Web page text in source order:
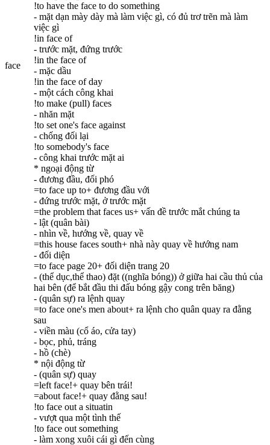
face
!to have the face to do something
- mặt dạn mày dày mà làm việc gì, có đủ trơ trẽn mà làm
việc gì
!in face of
- trước mặt, đứng trước
!in the face of
- mặc dầu
!in the face of day
- một cách công khai
!to make (pull) faces
- nhăn mặt
!to set one's face against
- chống đối lại
!to somebody's face
- công khai trước mặt ai
* ngoại động từ
- đương đầu, đối phó
=to face up to+ đương đầu với
- đứng trước mặt, ở trước mặt
=the problem that faces us+ vấn đề trước mắt chúng ta
- lật (quân bài)
- nhìn về, hướng về, quay về
=this house faces south+ nhà này quay về hướng nam
- đối diện
=to face page 20+ đối diện trang 20
- (thể dục,thể thao) đặt ((nghĩa bóng)) ở giữa hai cầu thủ của
hai bên (để bắt đầu thi đấu bóng gậy cong trên băng)
- (quân sự) ra lệnh quay
=to face one's men about+ ra lệnh cho quân quay ra đằng
sau
- viền màu (cổ áo, cửa tay)
- bọc, phủ, tráng
- hồ (chè)
* nội động từ
- (quân sự) quay
=left face!+ quay bên trái!
=about face!+ quay đằng sau!
!to face out a situatin
- vượt qua một tình thế
!to face out something
- làm xong xuôi cái gì đến cùng